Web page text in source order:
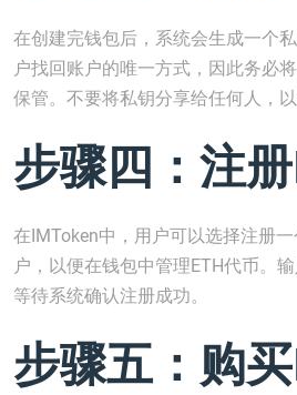
在创建完钱包后，系统会生成一个
户找回账户的唯一方式，因此务必
保管。不要将私钥分享给任何人，以
步骤四：注
在IMToken中，用户可以选择注册
户，以便在钱包中管理ETH代币。
等待系统确认注册成功。
步骤五：购